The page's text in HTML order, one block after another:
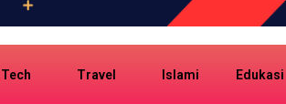
Tech Travel Islami Edukasi